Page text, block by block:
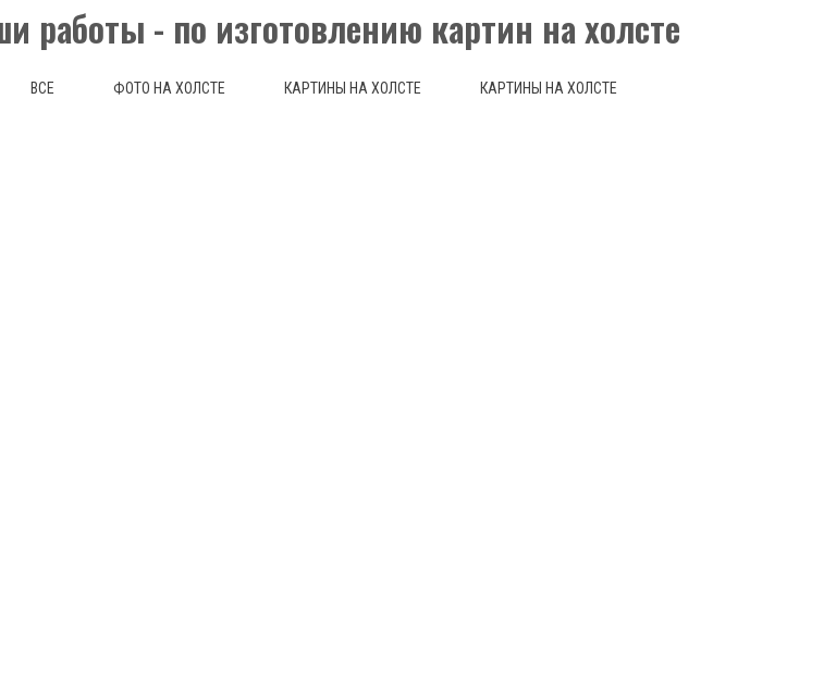
работы - по изготовлению картин на холсте
ВСЕ ФОТО НА ХОЛСТЕ КАРТИНЫ НА ХОЛСТЕ КАРТИНЫ НА ХОЛСТЕ